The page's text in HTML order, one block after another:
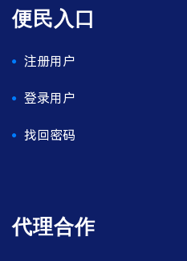
便民入口
注册用户
登录用户
找回密码
代理合作